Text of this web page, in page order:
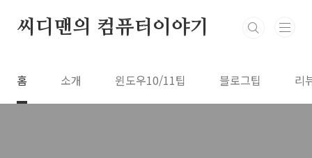
씨디맨의 컴퓨터이야기
홈 소개 윈도우10/11팁 블로그팁 리